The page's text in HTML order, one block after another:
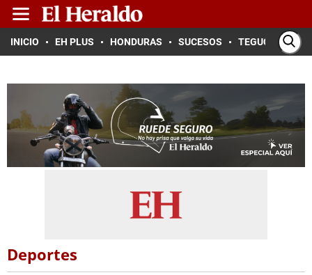
INICIO EH PLUS HONDURAS SUCESOS TEGUCIGALPA
Deportes